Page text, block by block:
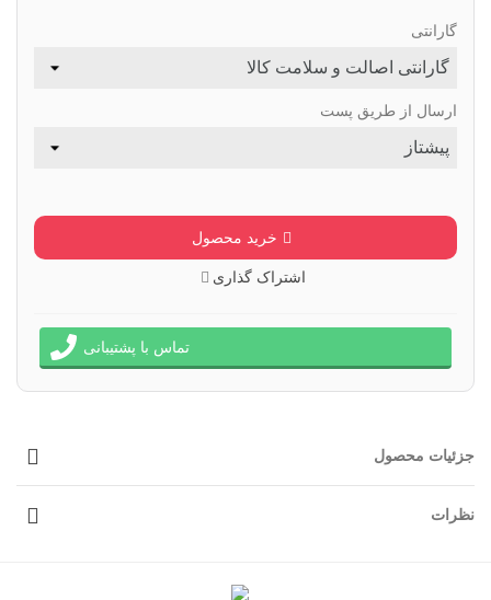
گارانتی
ارسال از طریق پست
خرید محصول
اشتراک گذاری
تماس با پشتیبانی
جزئیات محصول
نظرات